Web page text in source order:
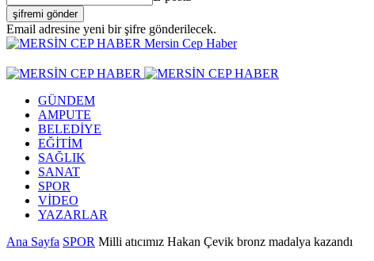
Email adresine yeni bir şifre gönderilecek.
Mersin Cep Haber
GÜNDEM
AMPUTE
BELEDİYE
EĞİTİM
SAĞLIK
SANAT
SPOR
VİDEO
YAZARLAR
Ana Sayfa SPOR Milli atıcımız Hakan Çevik bronz madalya kazandı